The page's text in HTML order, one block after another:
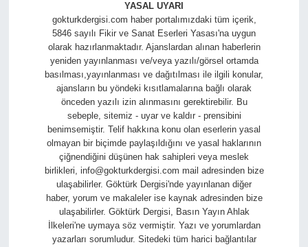
YASAL UYARI
gokturkdergisi.com haber portalımızdaki tüm içerik,
5846 sayılı Fikir ve Sanat Eserleri Yasası'na uygun
olarak hazırlanmaktadır. Ajanslardan alınan haberlerin
yeniden yayınlanması ve/veya yazılı/görsel ortamda
basılması,yayınlanması ve dağıtılması ile ilgili konular,
ajansların bu yöndeki kısıtlamalarına bağlı olarak
önceden yazılı izin alınmasını gerektirebilir. Bu
sebeple, sitemiz - uyar ve kaldır - prensibini
benimsemiştir. Telif hakkına konu olan eserlerin yasal
olmayan bir biçimde paylaşıldığını ve yasal haklarının
çiğnendiğini düşünen hak sahipleri veya meslek
birlikleri, info@gokturkdergisi.com mail adresinden bize
ulaşabilirler. Göktürk Dergisi'nde yayınlanan diğer
haber, yorum ve makaleler ise kaynak adresinden bize
ulaşabilirler. Göktürk Dergisi, Basın Yayın Ahlak
İlkeleri'ne uymaya söz vermiştir. Yazı ve yorumlardan
yazarları sorumludur. Sitedeki tüm harici bağlantılar